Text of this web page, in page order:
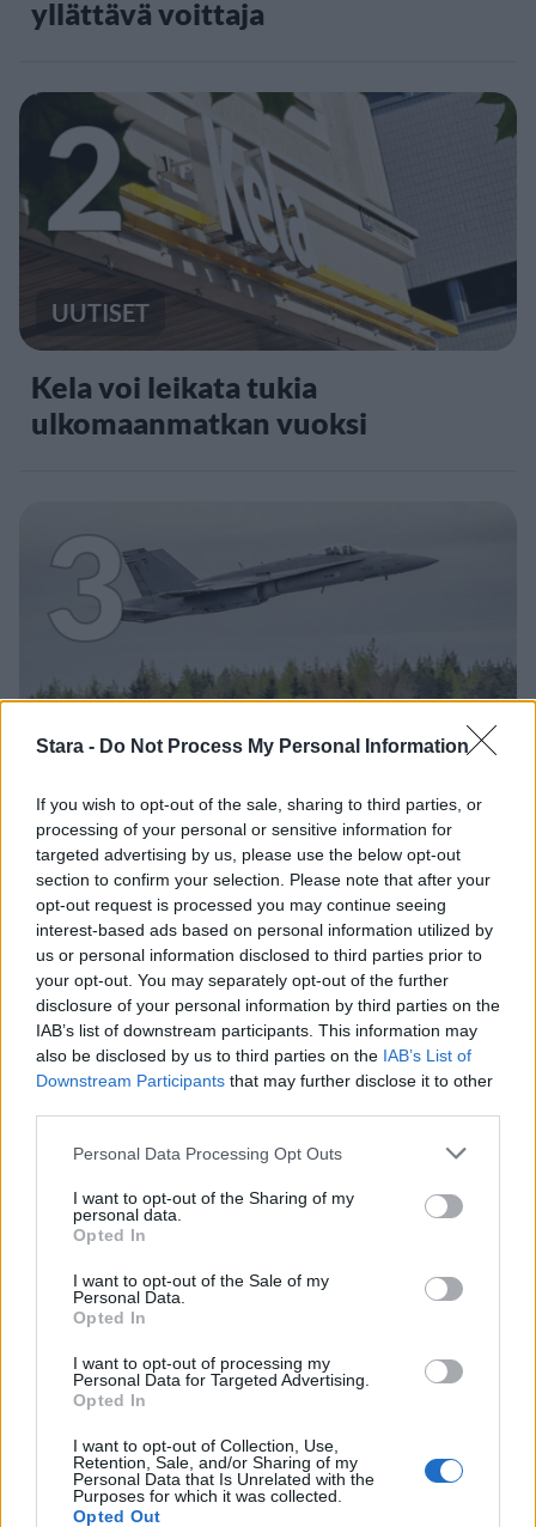
Stara - Do Not Process My Personal Information
If you wish to opt-out of the sale, sharing to third parties, or
processing of your personal or sensitive information for
targeted advertising by us, please use the below opt-out
section to confirm your selection. Please note that after your
opt-out request is processed you may continue seeing
interest-based ads based on personal information utilized by
us or personal information disclosed to third parties prior to
your opt-out. You may separately opt-out of the further
disclosure of your personal information by third parties on the
IAB’s list of downstream participants. This information may
also be disclosed by us to third parties on the IAB’s List of
Downstream Participants that may further disclose it to other
Personal Data Processing Opt Outs
I want to opt-out of the Sharing of my
personal data.
Opted In
I want to opt-out of the Sale of my
Personal Data.
Opted In
I want to opt-out of processing my
Personal Data for Targeted Advertising.
Opted In
I want to opt-out of Collection, Use,
Retention, Sale, and/or Sharing of my
Personal Data that Is Unrelated with the
Purposes for which it was collected.
Opted Out
yllättävä voittaja
2
UUTISET
Kela voi leikata tukia
ulkomaanmatkan vuoksi
3
F/A-18 Hornet jyrähtää ylilennolle
Jyväskylässä – katuja suljetaan
4
Moottoripyöräilijä pakeni poliisia
– tutkaan hurja ylinopeus
5